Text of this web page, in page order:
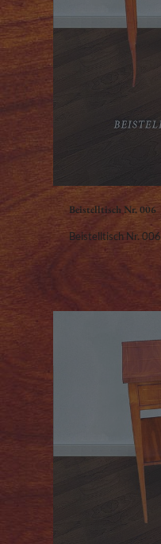
Beistelltisch Nr. 006
Beistelltisch Nr. 006